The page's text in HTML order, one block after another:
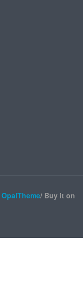
OpalTheme/ Buy it on